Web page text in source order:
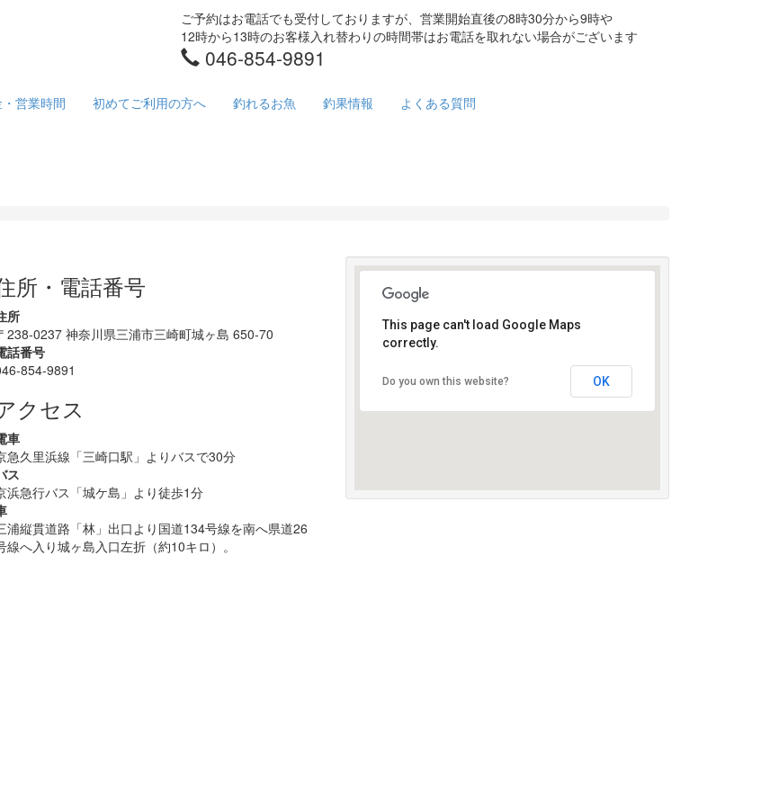
ご予約はお電話でも受付しておりますが、営業開始直後の8時30分から9時や
12時から13時のお客様入れ替わりの時間帯はお電話を取れない場合がございます
046-854-9891
営業時間 初めてご利用の方へ 釣れるお魚 釣果情報 よくある質問
所・電話番号
所
238-0237 神奈川県三浦市三崎町城ヶ島 650-70
話番号
854-9891
クセス
車
急久里浜線「三崎口駅」よりバスで30分
ス
浜急行バス「城ケ島」より徒歩1分
浦縦貫道路「林」出口より国道134号線を南へ県道26
線へ入り城ヶ島入口左折（約10キロ）。
This page can't load Google Maps
correctly.
Do you own this website? OK